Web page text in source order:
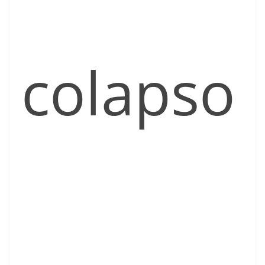
colapso